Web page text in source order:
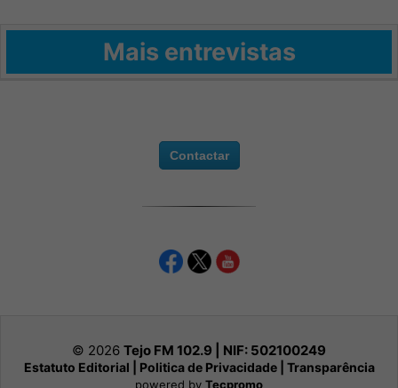
Mais entrevistas
Contactar
© 2026 Tejo FM 102.9 | NIF: 502100249
Estatuto Editorial Politica de Privacidade| Transparência
powered by Tecpromo